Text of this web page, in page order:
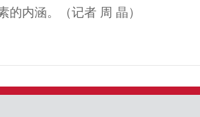
的内涵。（记者 周 晶）